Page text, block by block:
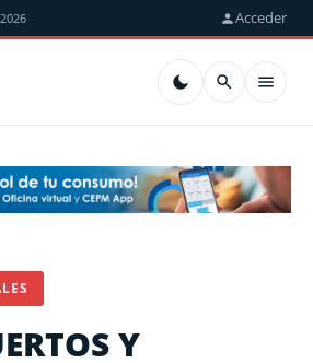
Acceder
Y